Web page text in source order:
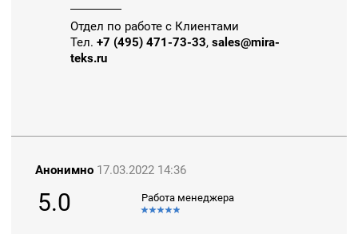
Отдел по работе с Клиентами
Тел. +7 (495) 471-73-33, sales@mira-
teks.ru
Анонимно 17.03.2022 14:36
5.0 Работа менеджера